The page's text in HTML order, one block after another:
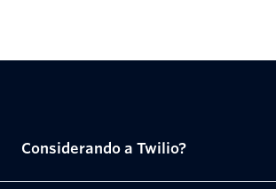
Considerando a Twilio?